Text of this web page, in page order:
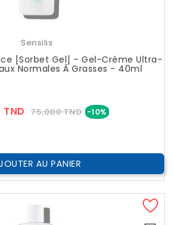
Sensilis
[Sorbet Gel] - Gel-Crème Ultra-
Normales À Grasses - 40ml
Prix
75,000 TND -10% Prix
AU PANIER